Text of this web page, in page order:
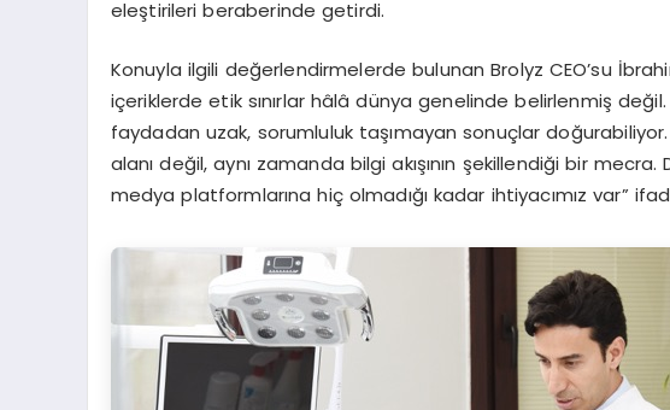
eleştirileri beraberinde getirdi.
Konuyla ilgili değerlendirmelerde bulunan Brolyz CEO’su İ
içeriklerde etik sınırlar hâlâdünya genelinde belirlenmiş değ
faydadan uzak, sorumluluk taşımayan sonuçlar doğ
alanıdeğil, aynı zamanda bilgi akışının şekillendiği bir mecra.
medya platformlarına hiç olmadığı kadar ihtiyacımız var”